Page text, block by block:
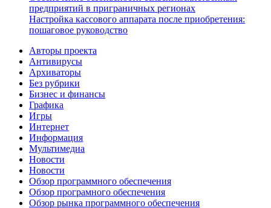
предприятий в приграничных регионах
Настройка кассового аппарата после приобретения:
пошаговое руководство
Авторы проекта
Антивирусы
Архиваторы
Без рубрики
Бизнес и финансы
Графика
Игры
Интернет
Информация
Мультимедиа
Новости
Новости
Обзор программного обеспечения
Обзор програмного обеспечения
Обзор рынка программного обеспечения